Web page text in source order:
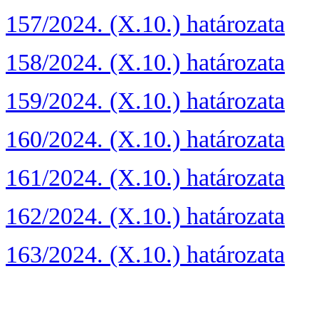
157/2024. (X.10.) határozata
158/2024. (X.10.) határozata
159/2024. (X.10.) határozata
160/2024. (X.10.) határozata
161/2024. (X.10.) határozata
162/2024. (X.10.) határozata
163/2024. (X.10.) határozata